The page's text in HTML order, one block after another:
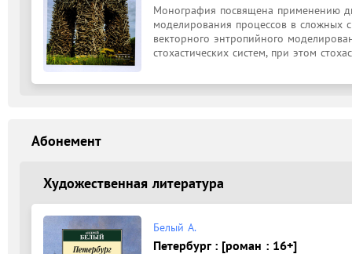
Монография посвящена применению
моделирования процессов в сложных
векторного энтропийного
стохастических систем, при этом
Абонемент
Художественная литература
Белый А.
Петербург : [роман : 16+]